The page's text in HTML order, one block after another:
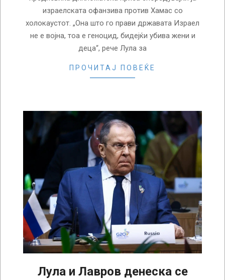
израелската офанзива против Хамас со
холокаустот. „Она што го прави државата Израел
не е војна, тоа е геноцид, бидејќи убива жени и
деца“, рече Лула за
ПРОЧИТАЈ ПОВЕЌЕ
Лула и Лавров денеска се